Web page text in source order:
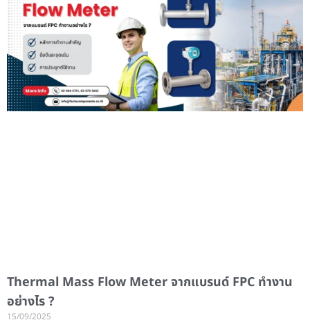
Thermal Mass Flow Meter จากแบรนด์ FPC ทำงาน
อย่างไร ?
15/09/2025